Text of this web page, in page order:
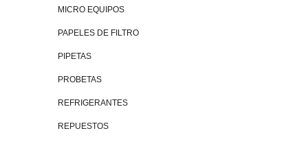
MICRO EQUIPOS
PAPELES DE FILTRO
PIPETAS
PROBETAS
REFRIGERANTES
REPUESTOS